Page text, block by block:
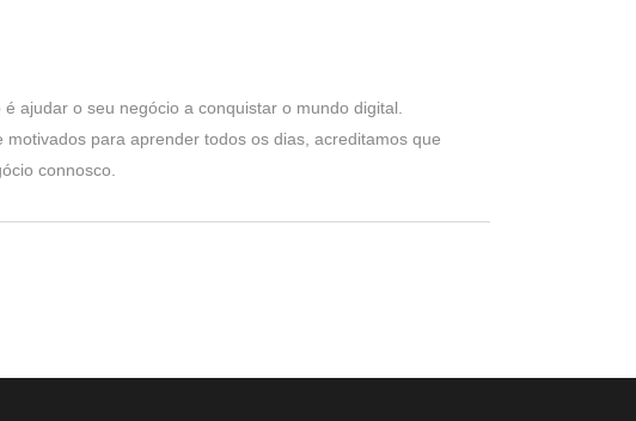
ajudar o seu negócio a conquistar o mundo digital.
para aprender todos os dias, acreditamos que
connosco.